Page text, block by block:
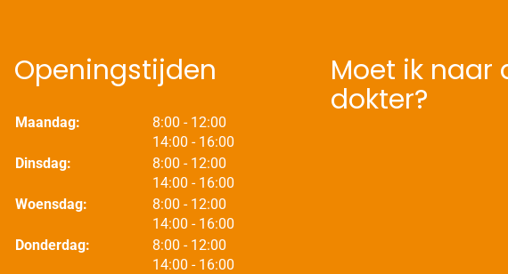
Openingstijden
Maandag: 8:00tot
- 12:00
14:00tot
- 16:00
Dinsdag:
8:00tot
- 12:00
14:00tot
- 16:00
Woensdag:
8:00tot
- 12:00
14:00tot
- 16:00
Donderdag:
8:00tot
- 12:00
14:00tot
- 16:00
Moet ik naar
dokter?